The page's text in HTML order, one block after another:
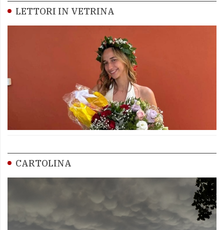
LETTORI IN VETRINA
CARTOLINA